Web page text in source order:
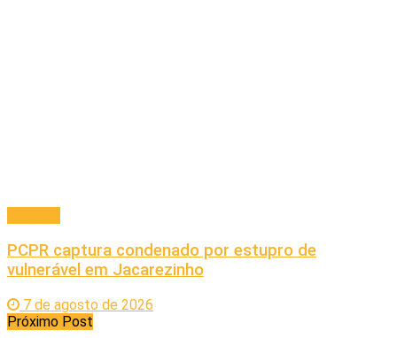
PCPR captura condenado por estupro de
vulnerável em Jacarezinho
7 de agosto de 2026
Próximo Post